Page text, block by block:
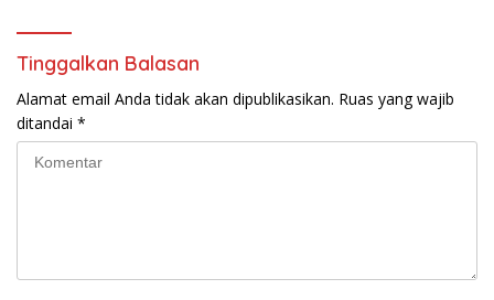
Tinggalkan Balasan
Alamat email Anda tidak akan dipublikasikan. Ruas yang wajib
ditandai *